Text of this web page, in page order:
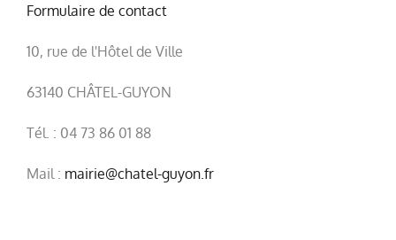
Formulaire de contact
10, rue de l'Hôtel de Ville
63140 CHÂTEL-GUYON
Tél. : 04 73 86 01 88
Mail : mairie@chatel-guyon.fr